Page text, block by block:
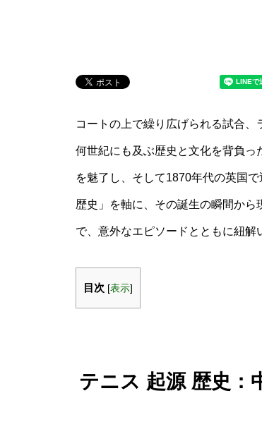
コートの上で繰り広げられる試合
何世紀にも及ぶ歴史と文化を背負
を魅了し、そして1870年代の英国
歴史」を軸に、その誕生の瞬間から
で、意外なエピソードとともに紐解
目次 [表示]
テニス 起源 歴史：